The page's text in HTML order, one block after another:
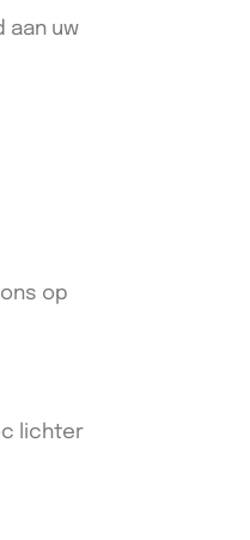
aan uw
op
lichter